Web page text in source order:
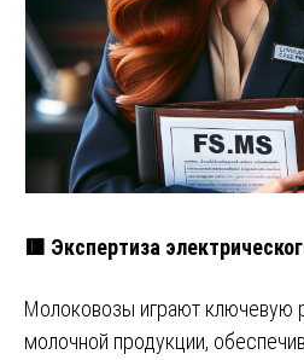
🟥 Экспертиза
Молоковозы играют ключевую
молочной продукции,